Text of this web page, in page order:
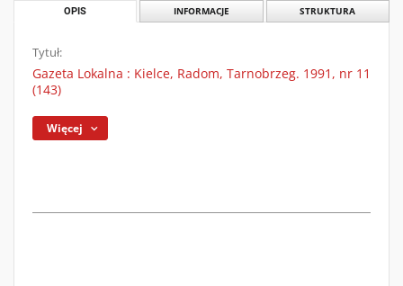
OPIS INFORMACJE STRUKTURA
Tytuł:
Gazeta Lokalna : Kielce, Radom, Tarnobrzeg. 1991, nr 11
(143)
Więcej